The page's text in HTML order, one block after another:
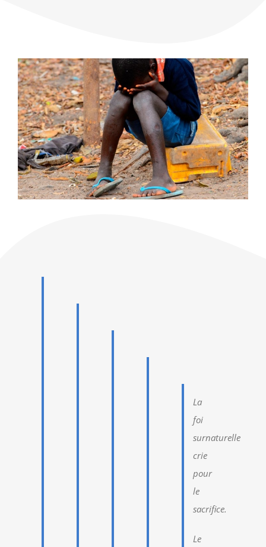
La
foi
surnaturelle
crie
pour
le
sacrifice.
Le